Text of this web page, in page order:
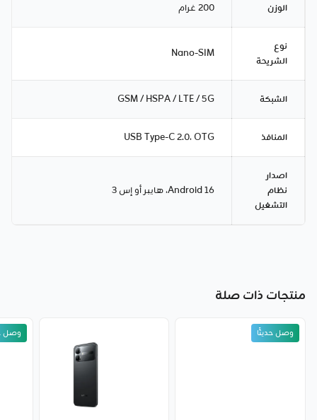
الوزن 200 غرام
نوع
الشريحة
Nano-SIM
الشبكة GSM / HSPA / LTE / 5G
المنافذ USB Type-C 2.0، OTG
اصدار
نظام
التشغيل
Android 16، هايبر أو إس 3
منتجات ذات صلة
وصل حديثًا وصل